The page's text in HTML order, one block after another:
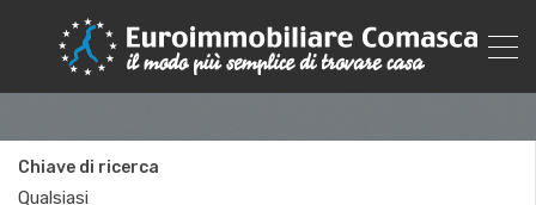
Chiave di ricerca